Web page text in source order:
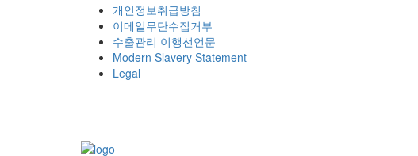
개인정보취급방침
이메일무단수집거부
수출관리 이행선언문
Modern Slavery Statement
Legal